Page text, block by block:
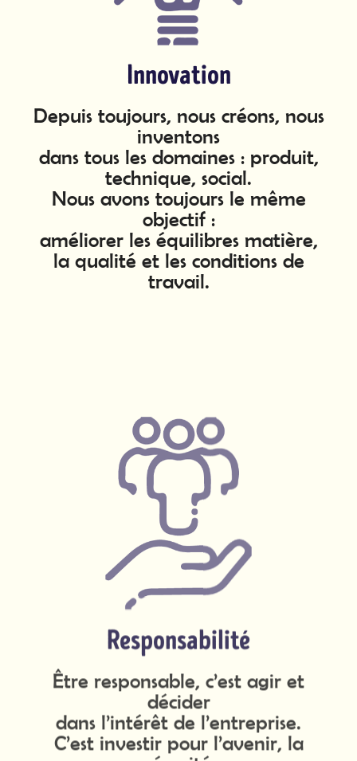
Innovation
Depuis toujours, nous créons, nous
inventons
dans tous les domaines : produit,
technique, social.
Nous avons toujours le même
objectif :
améliorer les équilibres matière,
la qualité et les conditions de
travail.
Responsabilité
Être responsable, c’est agir et
décider
dans l’intérêt de l’entreprise.
C’est investir pour l’avenir, la
sécurité
et la santé de nos collaborateurs,
ainsi que la pérennité du Groupe,